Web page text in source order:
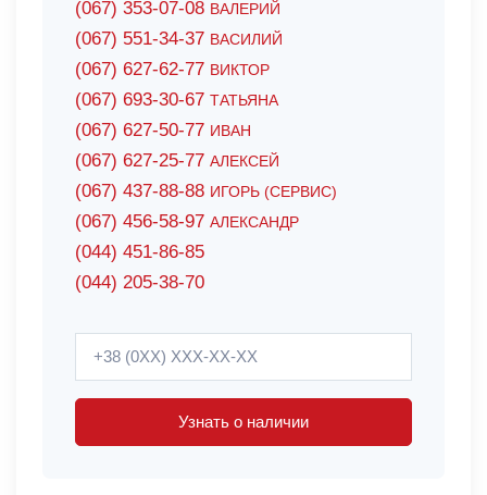
(067) 353-07-08 ВАЛЕРИЙ
(067) 551-34-37 ВАСИЛИЙ
(067) 627-62-77 ВИКТОР
(067) 693-30-67 ТАТЬЯНА
(067) 627-50-77 ИВАН
(067) 627-25-77 АЛЕКСЕЙ
(067) 437-88-88 ИГОРЬ (СЕРВИС)
(067) 456-58-97 АЛЕКСАНДР
(044) 451-86-85
(044) 205-38-70
Узнать о наличии